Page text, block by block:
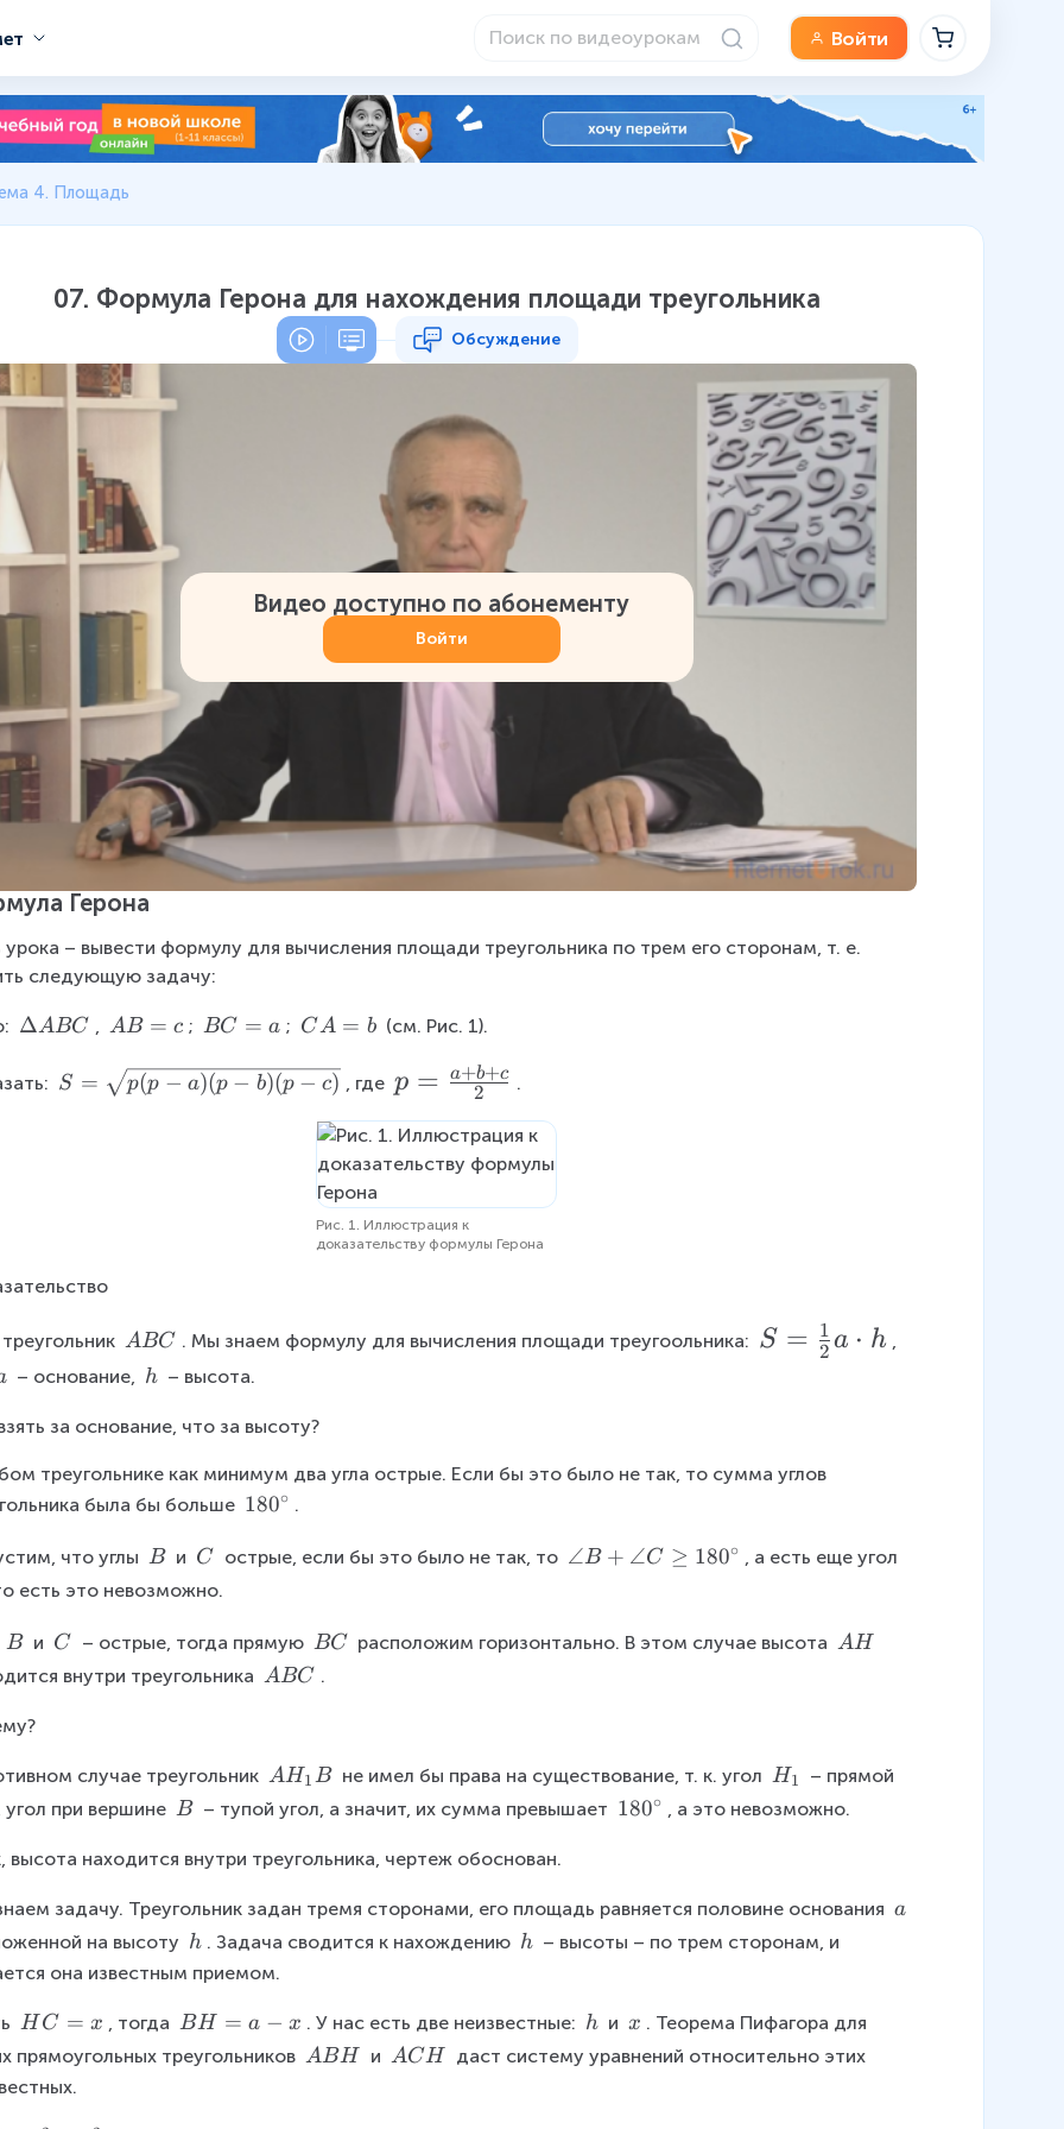
Войти
4. Площадь
07. Формула Герона для нахождения площади треугольника
Обсуждение
Видео доступно по абонементу
Войти
Герона
урока – вывести формулу для вычисления площади треугольника по трем его сторонам, т. е.
следующую задачу:
\
el
ΔABC , A
=
AB = c ; B
=
BC = a ; C
=
CA = b (см. Рис. 1).
S
(
-
a
(
b
p
-
c)
}
S = p(p − a)(p − b)(p − c) , где p
=
\f
r
a
c
+
}
2
p = 2
a+b+c .
Рис. 1. Иллюстрация к
доказательству формулы Герона
\
\
B
ABC . Мы знаем формулу для вычисления площади треугоольника: S
a
1
{
\
c
t
h
S = 2
1 a ⋅ h ,
– основание,
\
h
h – высота.
за основание, что за высоту?
треугольнике как минимум два угла острые. Если бы это было не так, то сумма углов
была бы больше 1
0
c
i
180∘ .
что углы \
\
B и \
\
C острые, если бы это было не так, то \
gl
a
n
\
g
1
8
0
∠B + ∠C ≥ 180∘ , а есть еще угол
есть это невозможно.
\
\
B и \
\
C – острые, тогда прямую \
\
BC расположим горизонтально. В этом случае высота \
AH
внутри треугольника \
C
ABC .
случае треугольник A
H
1
AH1B не имел бы права на существование, т. к. угол H
_
H1
– прямой
угол при вершине \
B
B – тупой угол, а значит, их сумма превышает 1
\
c
180∘ , а это невозможно.
высота находится внутри треугольника, чертеж обоснован.
задачу. Треугольник задан тремя сторонами, его площадь равняется половине основания \
a
на высоту \
\
h . Задача сводится к нахождению \
h – высоты – по трем сторонам, и
она известным приемом.
H
C
H C = x , тогда B
H
BH = a − x . У нас есть две неизвестные: \
\
h и \
\
x . Теорема Пифагора для
прямоугольных треугольников \
ABH и \
ACH
даст систему уравнений относительно этих